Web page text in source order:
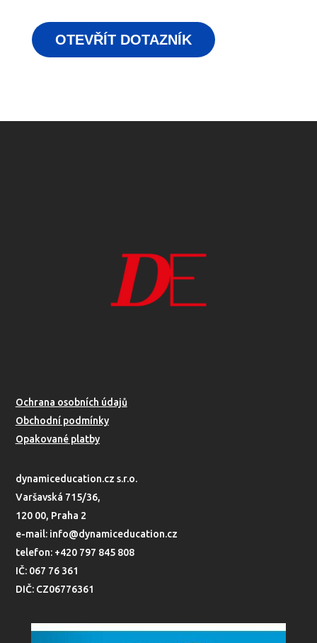
OTEVŘÍT DOTAZNÍK
Ochrana osobních údajů
Obchodní podmínky
Opakované platby
dynamiceducation.cz s.r.o.
Varšavská 715/36,
120 00, Praha 2
e-mail: info@dynamiceducation.cz
telefon: +420 797 845 808
IČ: 067 76 361
DIČ: CZ06776361